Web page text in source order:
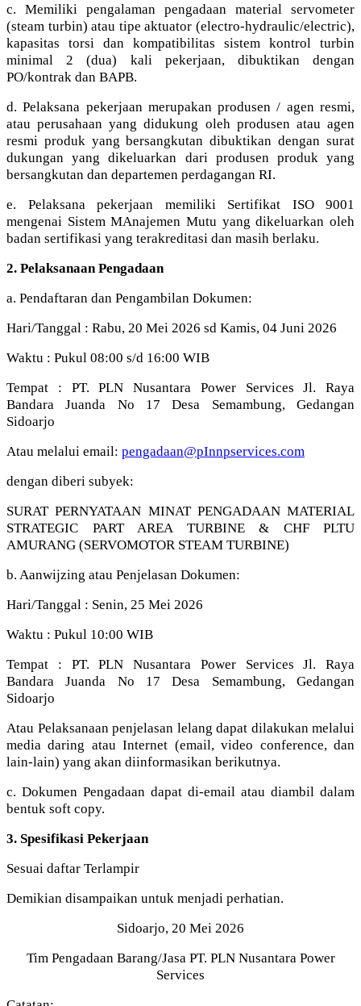
c. Memiliki pengalaman pengadaan material servometer
(steam turbin) atau tipe aktuator (electro-hydraulic/electric),
kapasitas torsi dan kompatibilitas sistem kontrol turbin
minimal 2 (dua) kali pekerjaan, dibuktikan dengan
PO/kontrak dan BAPB.
d. Pelaksana pekerjaan merupakan produsen / agen resmi,
atau perusahaan yang didukung oleh produsen atau agen
resmi produk yang bersangkutan dibuktikan dengan surat
dukungan yang dikeluarkan dari produsen produk yang
bersangkutan dan departemen perdagangan RI.
e. Pelaksana pekerjaan memiliki Sertifikat ISO 9001
mengenai Sistem MAnajemen Mutu yang dikeluarkan oleh
badan sertifikasi yang terakreditasi dan masih berlaku.
2. Pelaksanaan Pengadaan
a. Pendaftaran dan Pengambilan Dokumen:
Hari/Tanggal : Rabu, 20 Mei 2026 sd Kamis, 04 Juni 2026
Waktu : Pukul 08:00 s/d 16:00 WIB
Tempat : PT. PLN Nusantara Power Services Jl. Raya
Bandara Juanda No 17 Desa Semambung, Gedangan
Sidoarjo
Atau melalui email: pengadaan@pInnpservices.com
dengan diberi subyek:
SURAT PERNYATAAN MINAT PENGADAAN MATERIAL
STRATEGIC PART AREA TURBINE & CHF PLTU
AMURANG (SERVOMOTOR STEAM TURBINE)
b. Aanwijzing atau Penjelasan Dokumen:
Hari/Tanggal : Senin, 25 Mei 2026
Waktu : Pukul 10:00 WIB
Tempat : PT. PLN Nusantara Power Services Jl. Raya
Bandara Juanda No 17 Desa Semambung, Gedangan
Sidoarjo
Atau Pelaksanaan penjelasan lelang dapat dilakukan melalui
media daring atau Internet (email, video conference, dan
lain-lain) yang akan diinformasikan berikutnya.
c. Dokumen Pengadaan dapat di-email atau diambil dalam
bentuk soft copy.
3. Spesifikasi Pekerjaan
Sesuai daftar Terlampir
Demikian disampaikan untuk menjadi perhatian.
Sidoarjo, 20 Mei 2026
Tim Pengadaan Barang/Jasa PT. PLN Nusantara Power
Services